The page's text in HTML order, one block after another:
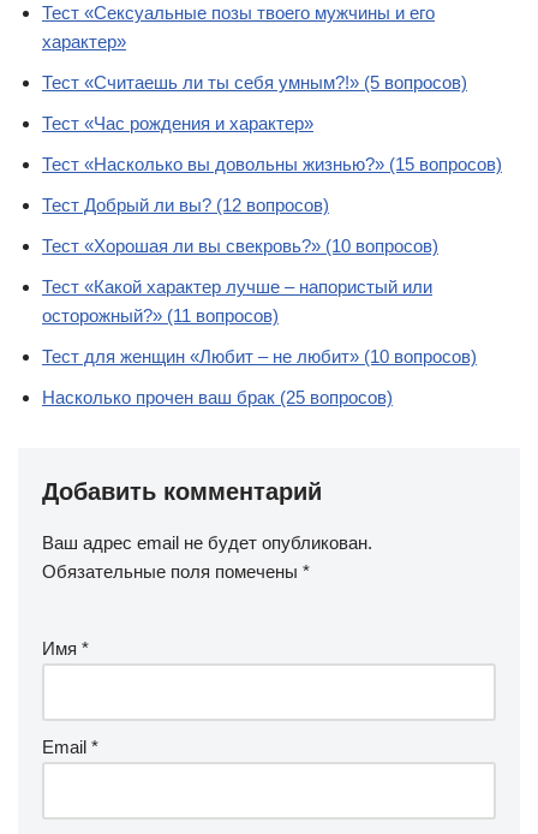
Тест «Сексуальные позы твоего мужчины и его
характер»
Тест «Считаешь ли ты себя умным?!» (5 вопросов)
Тест «Час рождения и характер»
Тест «Насколько вы довольны жизнью?» (15 вопросов)
Тест Добрый ли вы? (12 вопросов)
Тест «Хорошая ли вы свекровь?» (10 вопросов)
Тест «Какой характер лучше – напористый или
осторожный?» (11 вопросов)
Тест для женщин «Любит – не любит» (10 вопросов)
Насколько прочен ваш брак (25 вопросов)
Добавить комментарий
Ваш адрес email не будет опубликован.
Обязательные поля помечены *
Имя *
Email *